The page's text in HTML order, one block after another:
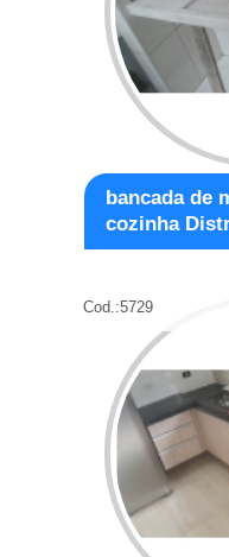
bancada de
cozinha
Cod.:5729